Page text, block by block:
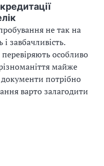
не так на
і завбачливість.
особливо
майже
потрібно
варто залагодити